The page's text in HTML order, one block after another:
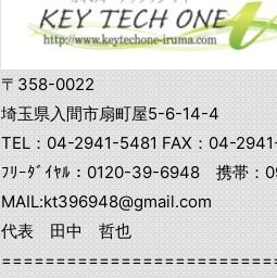
〒358-0022
埼玉県入間市扇町屋5-6-14-4
TEL：04-2941-5481 FAX：04-
ﾌﾘｰﾀﾞｲﾔﾙ：0120-39-6948 携帯：
MAIL:kt396948@gmail.com
代表 田中 哲也